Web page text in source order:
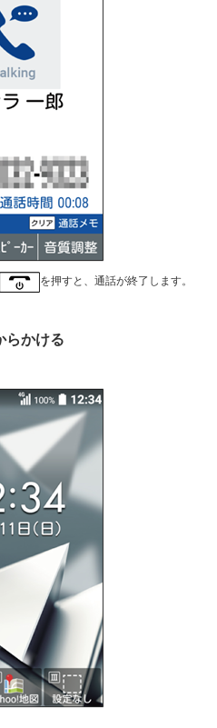
を押すと、通話が終了します。
らかける